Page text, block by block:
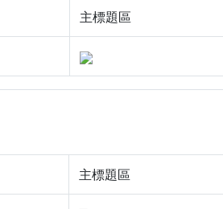
主標題區
主標題區